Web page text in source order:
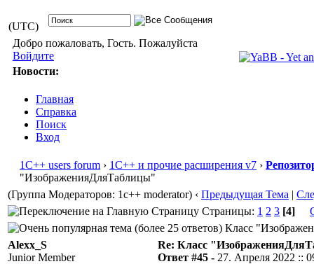
(UTC)
Добро пожаловать, Гость. Пожалуйста
Войдите
Новости:
Главная
Справка
Поиск
Вход
1С++ users forum › 1С++ и прочие расширения v7 ›
"ИзображенияДляТаблицы"
(Группа Модераторов: 1c++ moderator) ‹ Предыдущая Тема |
Страницы: 1 2 3 [4]
Класс
Alexx_S
Junior Member
Re: Класс
Ответ #45 - 27. Апреля 2022 ::